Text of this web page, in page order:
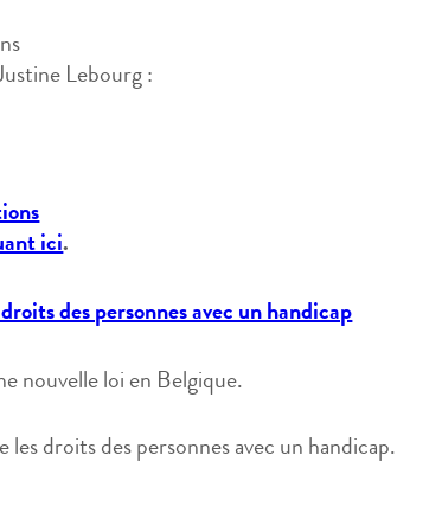
Lebourg :
ici.
des personnes avec un handicap
nouvelle loi en Belgique.
les droits des personnes avec un handicap.